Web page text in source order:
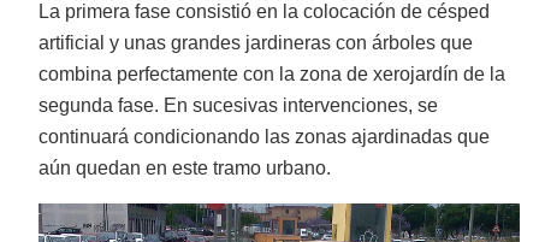
La primera fase consistió en la colocación de césped
artificial y unas grandes jardineras con árboles que
combina perfectamente con la zona de xerojardín de la
segunda fase. En sucesivas intervenciones, se
continuará condicionando las zonas ajardinadas que
aún quedan en este tramo urbano.